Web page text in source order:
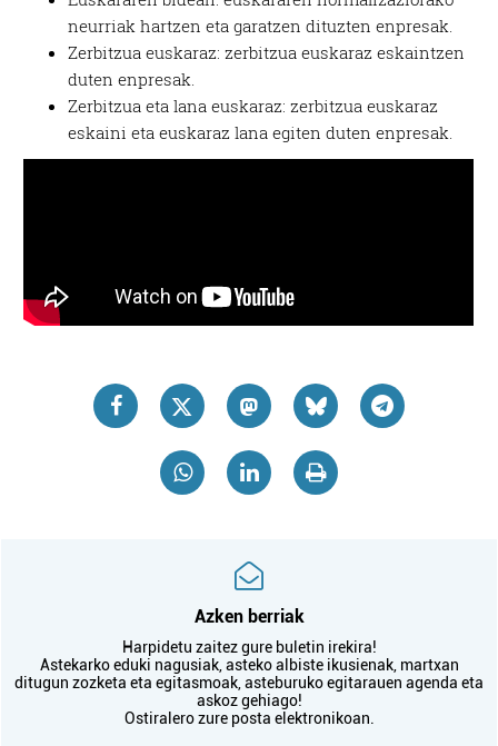
neurriak hartzen eta garatzen dituzten enpresak.
Zerbitzua euskaraz: zerbitzua euskaraz eskaintzen
duten enpresak.
Zerbitzua eta lana euskaraz: zerbitzua euskaraz
eskaini eta euskaraz lana egiten duten enpresak.
Azken berriak
Harpidetu zaitez gure buletin irekira!
Astekarko eduki nagusiak, asteko albiste ikusienak, martxan
ditugun zozketa eta egitasmoak, asteburuko egitarauen agenda eta
askoz gehiago!
Ostiralero zure posta elektronikoan.